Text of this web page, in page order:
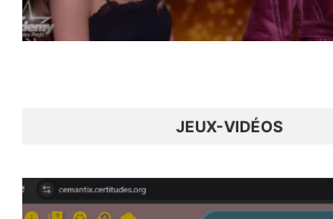
JEUX-VIDÉOS